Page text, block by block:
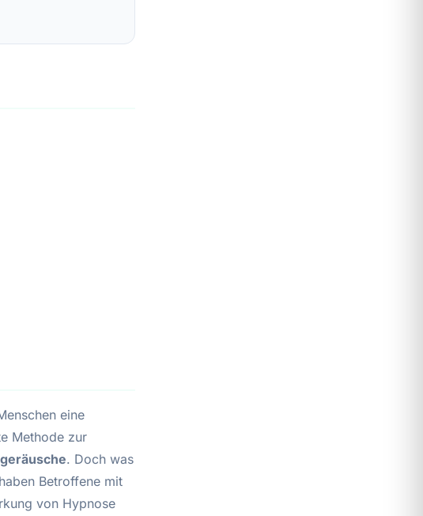
eine
Methode zur
. Doch was
Betroffene mit
von Hypnose